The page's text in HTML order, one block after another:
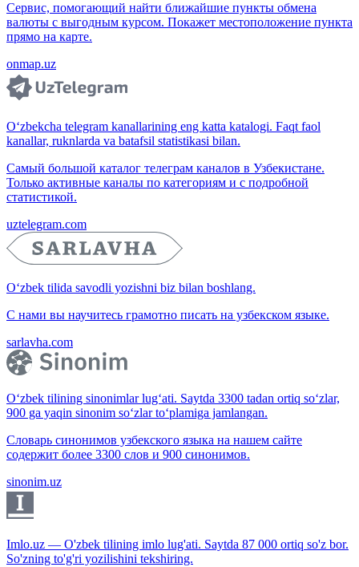
Сервис, помогающий найти ближайшие пункты обмена
валюты с выгодным курсом. Покажет местоположение пункта
прямо на карте.
onmap.uz
O‘zbekcha telegram kanallarining eng katta katalogi. Faqt faol
kanallar, ruknlarda va batafsil statistikasi bilan.
Самый большой каталог телеграм каналов в Узбекистане.
Только активные каналы по категориям и с подробной
статистикой.
uztelegram.com
O‘zbek tilida savodli yozishni biz bilan boshlang.
С нами вы научитесь грамотно писать на узбекском языке.
sarlavha.com
O‘zbek tilining sinonimlar lug‘ati. Saytda 3300 tadan ortiq so‘zlar,
900 ga yaqin sinonim so‘zlar to‘plamiga jamlangan.
Словарь синонимов узбекского языка на нашем сайте
содержит более 3300 слов и 900 синонимов.
sinonim.uz
Imlo.uz — O'zbek tilining imlo lug'ati. Saytda 87 000 ortiq so'z bor.
So'zning to'g'ri yozilishini tekshiring.